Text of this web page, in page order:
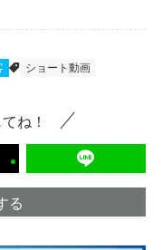
ショート動画
ね！
る